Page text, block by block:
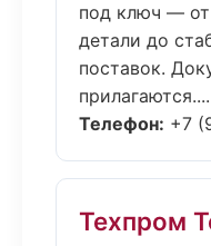
под ключ — от
детали до
поставок.
прилагаются....
Телефон: +7
Техпром